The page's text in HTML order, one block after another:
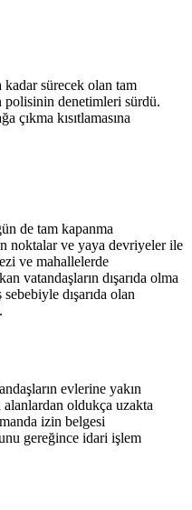
kadar sürecek olan tam
polisinin denetimleri sürdü.
çıkma kısıtlamasına
de tam kapanma
noktalar ve yaya devriyeler ile
ve mahallelerde
vatandaşların dışarıda olma
dışarıda olan
evlerine yakın
oldukça uzakta
izin belgesi
gereğince idari işlem